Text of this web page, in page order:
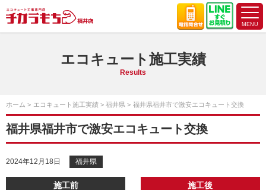
エコキュート施工実績
Results
ホーム エコキュート施工実績 福井県 福井県福井市で激安エコキュート交換
福井県福井市で激安エコキュート交換
2024年12月18日 福井県
施工前 施工後